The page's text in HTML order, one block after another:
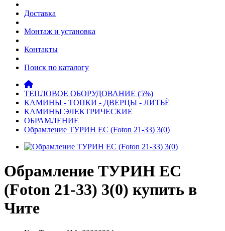
Доставка
Монтаж и установка
Контакты
Поиск по каталогу
ТЕПЛОВОЕ ОБОРУДОВАНИЕ (5%)
КАМИНЫ - ТОПКИ - ДВЕРЦЫ - ЛИТЬЁ
КАМИНЫ ЭЛЕКТРИЧЕСКИЕ
ОБРАМЛЕНИЕ
Обрамление ТУРИН ЕС (Foton 21-33) 3(0)
Обрамление ТУРИН ЕС
(Foton 21-33) 3(0) купить в
Чите